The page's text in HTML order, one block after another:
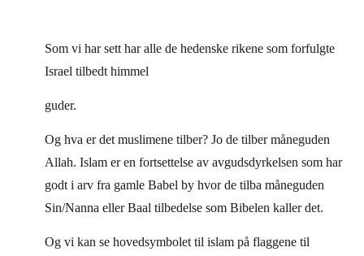
Som vi har sett har alle de hedenske rikene som forfulgte
Israel tilbedt himmel
guder.
Og hva er det muslimene tilber? Jo de tilber måneguden
Allah. Islam er en fortsettelse av avgudsdyrkelsen som har
godt i arv fra gamle Babel by hvor de tilba måneguden
Sin/Nanna eller Baal tilbedelse som Bibelen kaller det.
Og vi kan se hovedsymbolet til islam på flaggene til